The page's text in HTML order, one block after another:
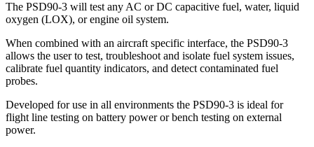
The PSD90-3 will test any AC or DC capacitive fuel, water, liquid
oxygen (LOX), or engine oil system.
When combined with an aircraft specific interface, the PSD90-3
allows the user to test, troubleshoot and isolate fuel system issues,
calibrate fuel quantity indicators, and detect contaminated fuel
probes.
Developed for use in all environments the PSD90-3 is ideal for
flight line testing on battery power or bench testing on external
power.